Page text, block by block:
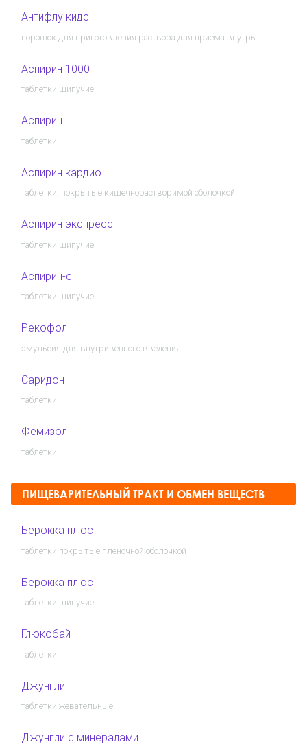
Антифлу кидс
порошок для приготовления раствора для приема внутрь
Аспирин 1000
таблетки шипучие
Аспирин
таблетки
Аспирин кардио
таблетки, покрытые кишечнорастворимой оболочкой
Аспирин экспресс
таблетки шипучие
Аспирин-с
таблетки шипучие
Рекофол
эмульсия для внутривенного введения
Саридон
таблетки
Фемизол
таблетки
ПИЩЕВАРИТЕЛЬНЫЙ ТРАКТ И ОБМЕН ВЕЩЕСТВ
Берокка плюс
таблетки покрытые пленочной оболочкой
Берокка плюс
таблетки шипучие
Глюкобай
таблетки
Джунгли
таблетки жевательные
Джунгли с минералами